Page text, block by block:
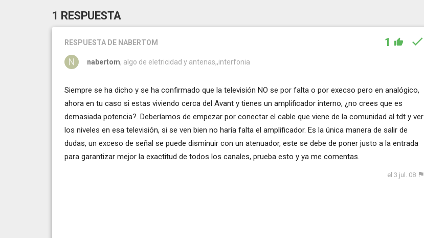
1 RESPUESTA
RESPUESTA DE NABERTOM 1
nabertom, algo de eletricidad y antenas,,interfonia
Siempre se ha dicho y se ha confirmado que la televisión NO se por falta o por execso pero en analógico,
ahora en tu caso si estas viviendo cerca del Avant y tienes un amplificador interno, ¿no crees que es
demasiada potencia?. Deberíamos de empezar por conectar el cable que viene de la comunidad al tdt y ver
los niveles en esa televisión, si se ven bien no haría falta el amplificador. Es la única manera de salir de
dudas, un exceso de señal se puede disminuir con un atenuador, este se debe de poner justo a la entrada
para garantizar mejor la exactitud de todos los canales, prueba esto y ya me comentas.
el 3 jul. 08